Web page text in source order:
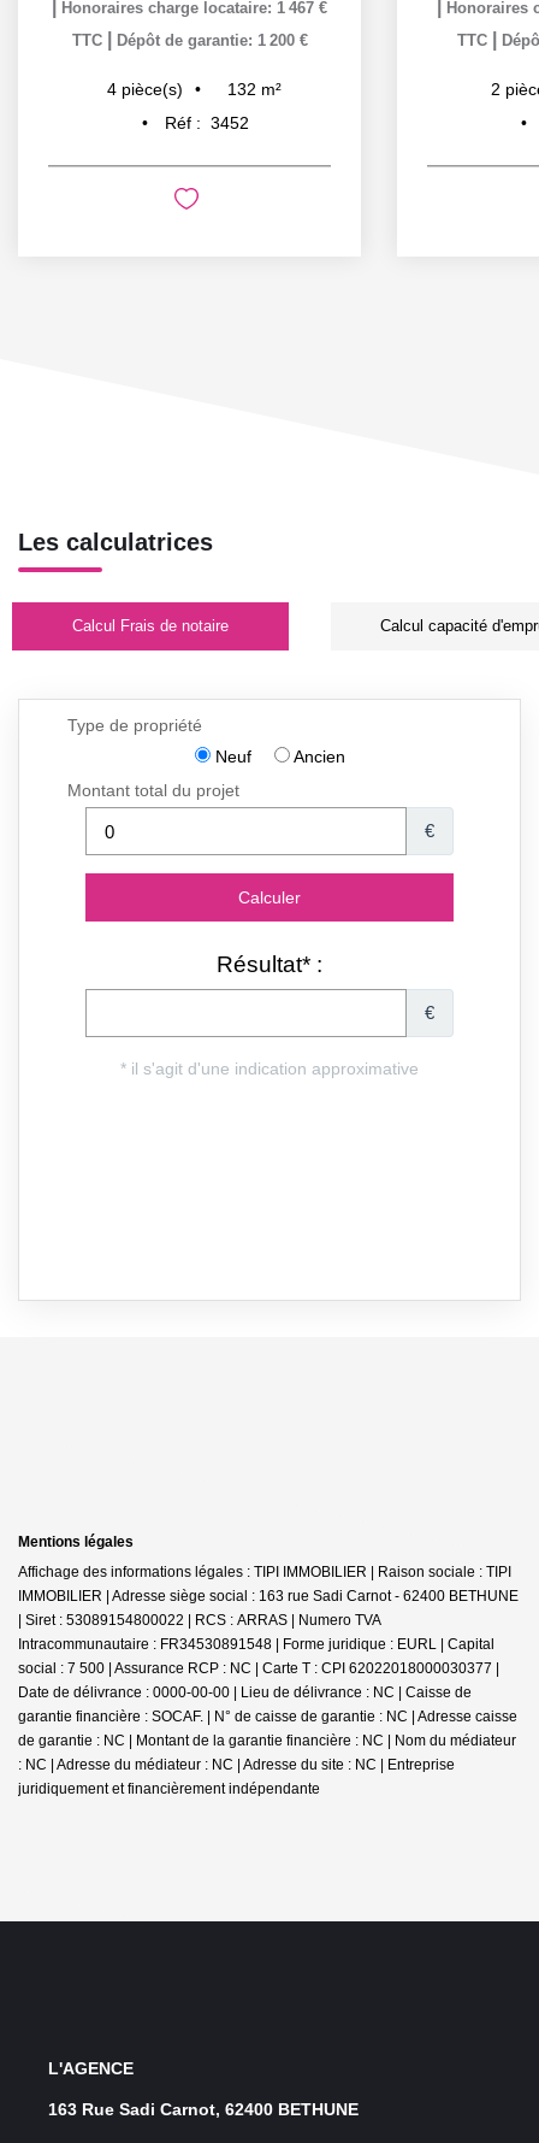
Honoraires charge locataire: 1 467 €
TTC
Dépôt de garantie: 1 200 €
4 pièce(s) 132 m²
Réf : 3452
Honoraires
TTC
2
Les calculatrices
Calcul Frais de notaire Calcul capacité
Mentions légales
Affichage des informations légales : TIPI IMMOBILIER | Raison sociale : TIPI
IMMOBILIER | Adresse siège social : 163 rue Sadi Carnot - 62400 BETHUNE
| Siret : 53089154800022 | RCS : ARRAS | Numero TVA
Intracommunautaire : FR34530891548 | Forme juridique : EURL | Capital
social : 7 500 | Assurance RCP : NC | Carte T : CPI 62022018000030377 |
Date de délivrance : 0000-00-00 | Lieu de délivrance : NC | Caisse de
garantie financière : SOCAF. | N° de caisse de garantie : NC | Adresse caisse
de garantie : NC | Montant de la garantie financière : NC | Nom du médiateur
: NC | Adresse du médiateur : NC | Adresse du site : NC | Entreprise
juridiquement et financièrement indépendante
L'AGENCE
163 Rue Sadi Carnot, 62400 BETHUNE